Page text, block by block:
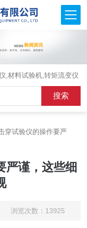
,材料试验机,转矩流变仪
穿试验仪的操作要严
严谨，这些细
浏览次数：13925